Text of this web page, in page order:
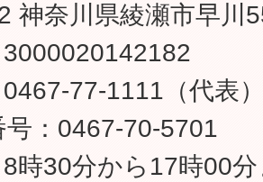
神奈川県綾瀬市早川
77-1111（代表
：0467-70-5701
時30分から17時00